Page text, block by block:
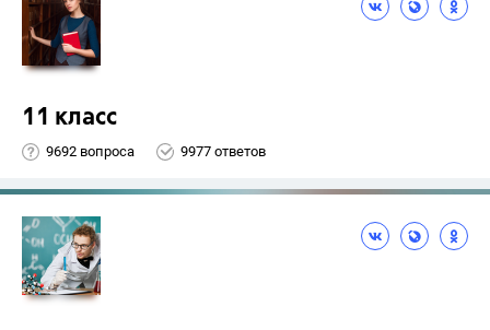
11 класс
9692 вопроса 9977 ответов